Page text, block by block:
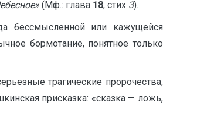
(Мф.: глава 18, стих 3).
бессмысленной или кажущейся
бормотание, понятное только
трагические пророчества,
присказка: «сказка — ложь,